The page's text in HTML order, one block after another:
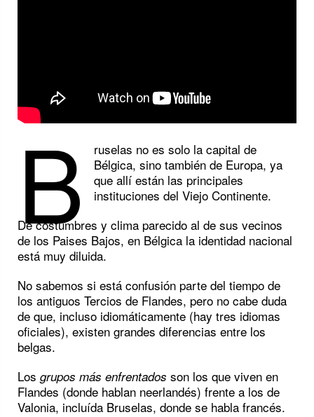
B ruselas no es solo la capital de
Bélgica, sino también de Europa, ya
que allí están las principales
instituciones del Viejo Continente.
De costumbres y clima parecido al de sus vecinos
de los Paises Bajos, en Bélgica la identidad nacional
está muy diluida.
No sabemos si está confusión parte del tiempo de
los antiguos Tercios de Flandes, pero no cabe duda
de que, incluso idiomáticamente (hay tres idiomas
oficiales), existen grandes diferencias entre los
belgas.
Los grupos más enfrentados son los que viven en
Flandes (donde hablan neerlandés) frente a los de
Valonia, incluída Bruselas, donde se habla francés.